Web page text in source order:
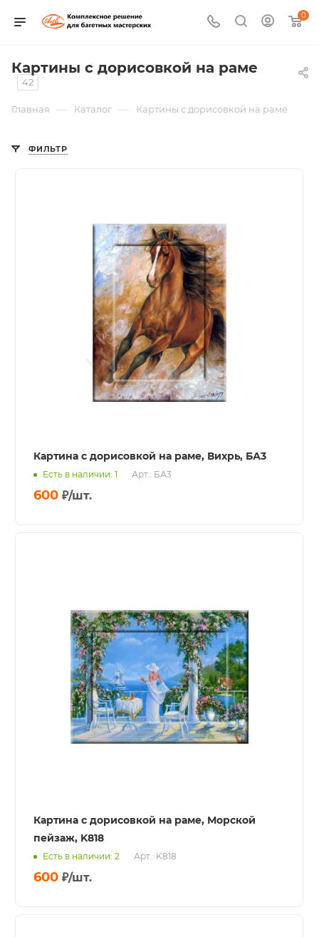
0
Картины с дорисовкой на раме
42
Главная — Каталог — Картины с дорисовкой на раме
ФИЛЬТР
Картина с дорисовкой на раме, Вихрь, БА3
Есть в наличии: 1 Арт.: БА3
600 ₽/шт.
Картина с дорисовкой на раме, Морской
пейзаж, K818
Есть в наличии: 2 Арт.: K818
600 ₽/шт.